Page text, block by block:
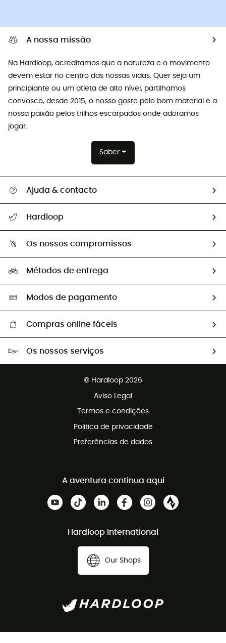
A nossa missão
Na Hardloop, acreditamos que a natureza e o movimento
devem estar no centro das nossas vidas. Quer seja um
principiante ou um atleta de alto nível, partilhamos
convosco, desde 2015, o nosso gosto pelo bom material e a
nossa paixão pelos trilhos escarpados onde adoramos
jogar.
Saber +
Ajuda & contacto
Devoluções e reembolsos
Guia de tamanhos
Trocas & Devoluções
Hardloop
Os nossos embaixadores
Os nossos compromissos
Seleção eco-responsável
Métodos de entrega
Modos de pagamento
Compras online fáceis
Devoluções gratuitas em 100 dias
Os nossos serviços
© Hardloop 2026
Aviso Legal
Termos e condições
Politica de privacidade
Preferências de dados
A aventura continua aqui
Hardloop International
Our Shops